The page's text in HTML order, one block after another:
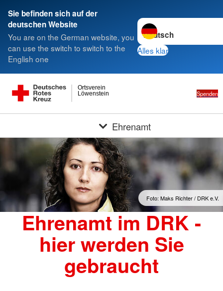
Sie befinden sich auf der
deutschen Website
You are on the German website, you
can use the switch to switch to the
English one
Sprache wechseln zu
Alles klar
Löwenstein
Ortsverein
Spenden
Ehrenamt
Foto: Maks Richter / DRK e.V.
Ehrenamt im DRK -
hier werden Sie
gebraucht